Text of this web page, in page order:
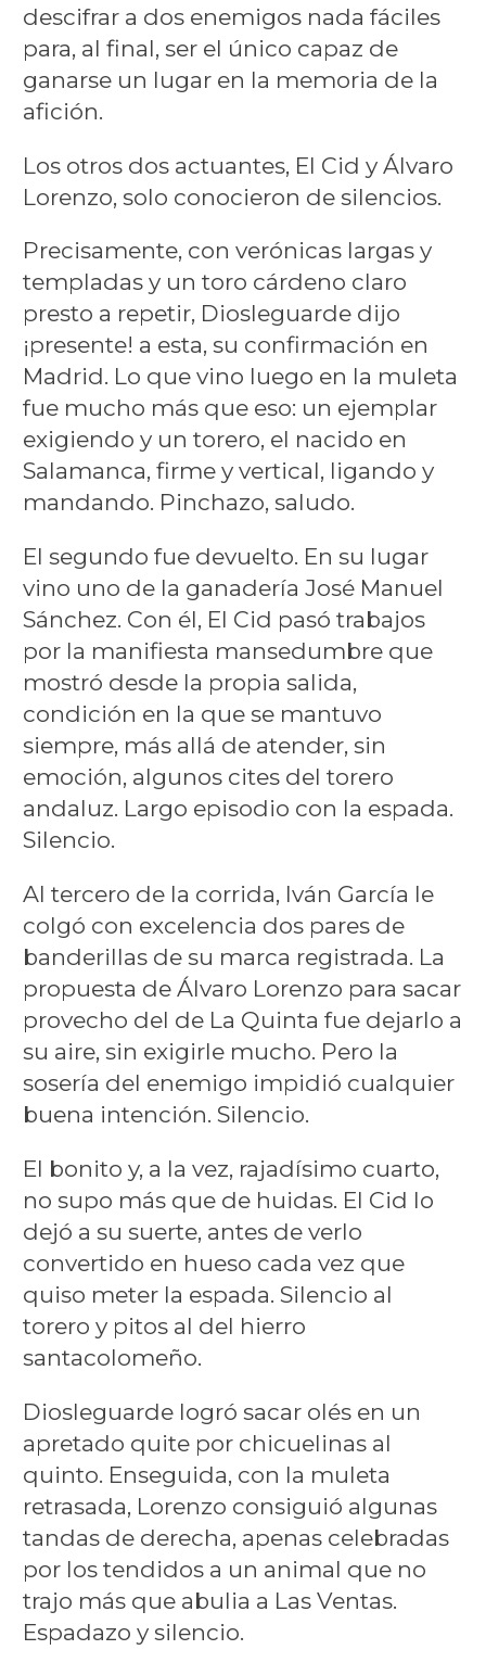
descifrar a dos enemigos nada fáciles
para, al final, ser el único capaz de
ganarse un lugar en la memoria de la
afición.
Los otros dos actuantes, El Cid y Álvaro
Lorenzo, solo conocieron de silencios.
Precisamente, con verónicas largas y
templadas y un toro cárdeno claro
presto a repetir, Diosleguarde dijo
¡presente! a esta, su confirmación en
Madrid. Lo que vino luego en la muleta
fue mucho más que eso: un ejemplar
exigiendo y un torero, el nacido en
Salamanca, firme y vertical, ligando y
mandando. Pinchazo, saludo.
El segundo fue devuelto. En su lugar
vino uno de la ganadería José Manuel
Sánchez. Con él, El Cid pasó trabajos
por la manifiesta mansedumbre que
mostró desde la propia salida,
condición en la que se mantuvo
siempre, más allá de atender, sin
emoción, algunos cites del torero
andaluz. Largo episodio con la espada.
Silencio.
Al tercero de la corrida, Iván García le
colgó con excelencia dos pares de
banderillas de su marca registrada. La
propuesta de Álvaro Lorenzo para sacar
provecho del de La Quinta fue dejarlo a
su aire, sin exigirle mucho. Pero la
sosería del enemigo impidió cualquier
buena intención. Silencio.
El bonito y, a la vez, rajadísimo cuarto,
no supo más que de huidas. El Cid lo
dejó a su suerte, antes de verlo
convertido en hueso cada vez que
quiso meter la espada. Silencio al
torero y pitos al del hierro
santacolomeño.
Diosleguarde logró sacar olés en un
apretado quite por chicuelinas al
quinto. Enseguida, con la muleta
retrasada, Lorenzo consiguió algunas
tandas de derecha, apenas celebradas
por los tendidos a un animal que no
trajo más que abulia a Las Ventas.
Espadazo y silencio.